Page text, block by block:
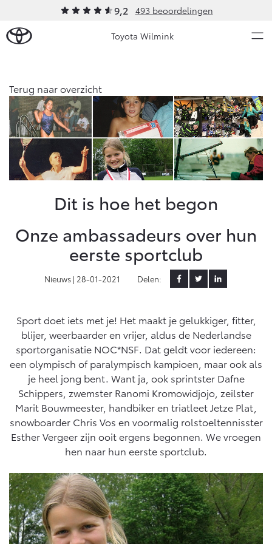
9,2 493 beoordelingen
Toyota Wilmink
Ons bedrijf
Ons bedrijf
Contact en Route
Vacatures
Klantbeoordelingen
Modellen
Aygo X
HYBRIDE
Vanaf € 23.750,-
Yaris
HYBRIDE
Vanaf € 27.195,-
Vanaf € 31.895,- Vanaf € 32.995,-
Corolla Hatchback
Vanaf € 33.495,-
Corolla Touring Sports
HYBRIDE
Vanaf € 35.495,-
Occasions
Onderhoud op Maat
APK
Airco check
Vakantiecheck
Hybride Zekerheid Controle
Toyota handleidingen
Toyota Service Informatie (SIL)
Toyota Pechhulp
Schade & Glasherstel
10 jaar Toyota garantie
Wat is Private Lease?
Bereken je maandbedrag
Private Lease voor ZZP
Financieren
Toyota Betaalplan
Oplaadservice
Thuislaadpakketten
Laadpas
Zakelijk
Toyota voor de zaak
Leaserijder
ZZP
Wagenparkbeheer
Leasen
Financial Lease
Operational Lease
Werkplaatsafspraak maken
Contact en Route
Schade melden
Plan een proefrit
Vraag een brochure aan
Bekijk de verwachte modellen
Terug naar overzicht
Dit is hoe het begon
Onze ambassadeurs over hun
eerste sportclub
Nieuws | 28-01-2021 Delen:
Sport doet iets met je! Het maakt je gelukkiger, fitter,
blijer, weerbaarder en vrijer, aldus de Nederlandse
sportorganisatie NOC*NSF. Dat geldt voor iedereen:
een olympisch of paralympisch kampioen, maar ook als
je heel jong bent. Want ja, ook sprintster Dafne
Schippers, zwemster Ranomi Kromowidjojo, zeilster
Marit Bouwmeester, handbiker en triatleet Jetze Plat,
snowboarder Chris Vos en voormalig rolstoeltennisster
Esther Vergeer zijn ooit ergens begonnen. We vroegen
hen naar hun eerste sportclub.